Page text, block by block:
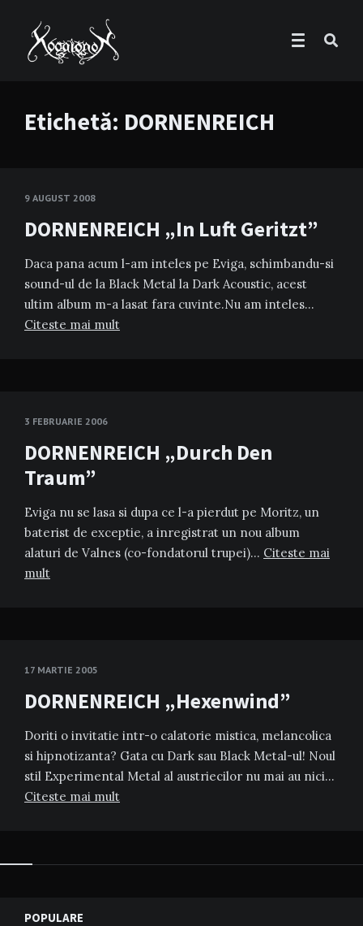
Etichetă: DORNENREICH
9 AUGUST 2008
DORNENREICH „In Luft Geritzt”
Daca pana acum l-am inteles pe Eviga, schimbandu-si
sound-ul de la Black Metal la Dark Acoustic, acest
ultim album m-a lasat fara cuvinte.Nu am inteles…
Citeste mai mult
3 FEBRUARIE 2006
DORNENREICH „Durch Den
Traum”
Eviga nu se lasa si dupa ce l-a pierdut pe Moritz, un
baterist de exceptie, a inregistrat un nou album
alaturi de Valnes (co-fondatorul trupei)… Citeste mai
mult
17 MARTIE 2005
DORNENREICH „Hexenwind”
Doriti o invitatie intr-o calatorie mistica, melancolica
si hipnotizanta? Gata cu Dark sau Black Metal-ul! Noul
stil Experimental Metal al austriecilor nu mai au nici…
Citeste mai mult
Widgets
POPULARE